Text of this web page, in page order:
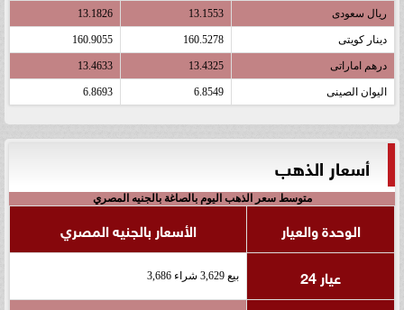
ريال سعودى 13.1553
13.1826
دينار كويتى 160.5278
160.9055
درهم اماراتى 13.4325
13.4633
اليوان الصينى 6.8549
6.8693
أسعار الذهب
متوسط سعر الذهب اليوم بالصاغة بالجنيه المصري
الوحدة والعيار
الأسعار بالجنيه المصري
عيار 24
بيع 3,629 شراء 3,686